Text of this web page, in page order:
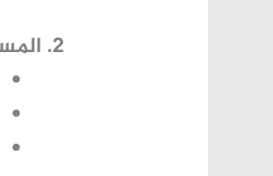
2. المستندات القانونية للزواج